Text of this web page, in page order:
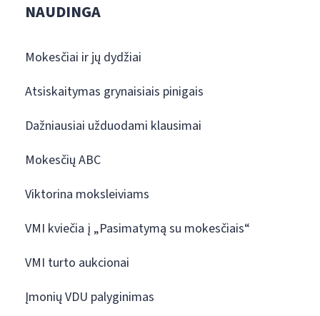
NAUDINGA
Mokesčiai ir jų dydžiai
Atsiskaitymas grynaisiais pinigais
Dažniausiai užduodami klausimai
Mokesčių ABC
Viktorina moksleiviams
VMI kviečia į „Pasimatymą su mokesčiais“
VMI turto aukcionai
Įmonių VDU palyginimas